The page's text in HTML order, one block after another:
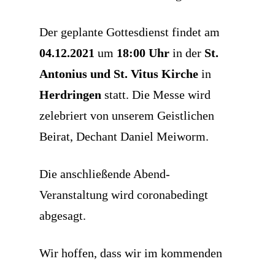
Der geplante Gottesdienst findet am
04.12.2021 um 18:00 Uhr in der St.
Antonius und St. Vitus Kirche in
Herdringen statt. Die Messe wird
zelebriert von unserem Geistlichen
Beirat, Dechant Daniel Meiworm.
Die anschließende Abend-
Veranstaltung wird coronabedingt
abgesagt.
Wir hoffen, dass wir im kommenden